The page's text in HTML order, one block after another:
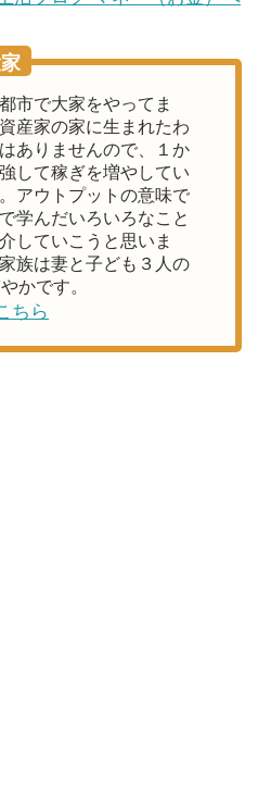
市で大家をやってま
産家の家に生まれたわ
ありませんので、１か
して稼ぎを増やしてい
アウトプットの意味で
学んだいろいろなこと
していこうと思いま
族は妻と子ども３人の
かです。
ちら